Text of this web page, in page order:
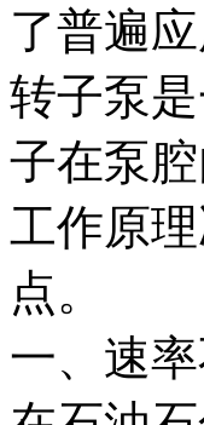
了普遍应
转子泵
子在泵
工作原
点。
一、速